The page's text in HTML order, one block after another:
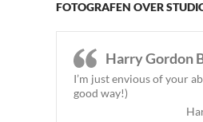
FOTOGRAFEN OVER
Harry Gordon
I’m just envious of your
good way!)